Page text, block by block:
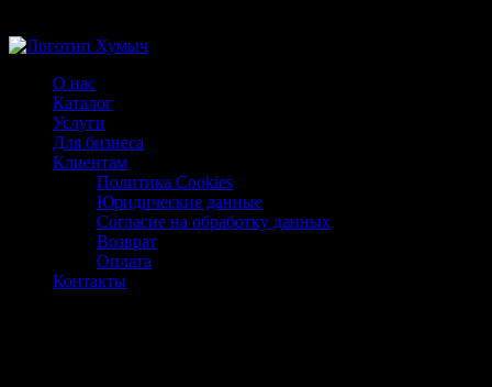
О нас
Каталог
Услуги
Для бизнеса
Клиентам
Политика Cookies
Юридические данные
Согласие на обработку данных
Возврат
Оплата
Контакты